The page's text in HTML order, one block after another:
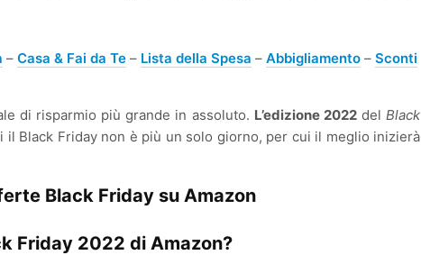
–Casa & Fai da Te – Lista della Spesa –Abbigliamento –Sconti
di risparmio più grande in assoluto. L’edizione 2022del Black
il Black Friday non è più un solo giorno, per cui il meglio inizierà
Black Friday su Amazon
Friday 2022 di Amazon?